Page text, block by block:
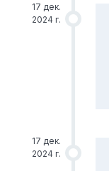
17 дек.
2024 г.
17 дек.
2024 г.